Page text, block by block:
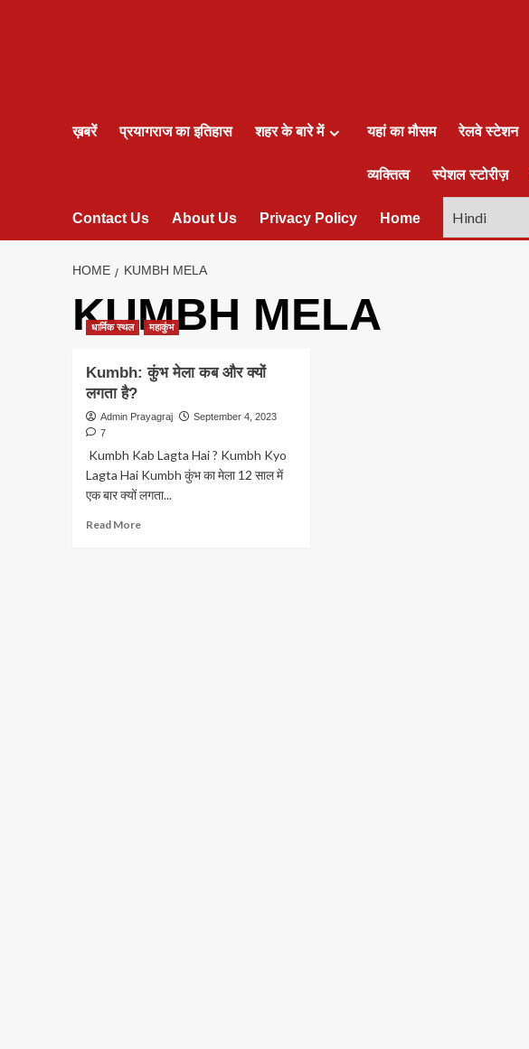
ख़बरें प्रयागराज का इतिहास शहर के बारे में यहां का मौसम रेलवे स्टेशन
व्यक्तित्व स्पेशल स्टोरीज़
Contact Us About Us Privacy Policy Home
HOME KUMBH MELA
KUMBH MELA
धार्मिक स्थल महाकुंभ
Kumbh: कुंभ मेला कब और क्यों
लगता है?
Admin Prayagraj
September 4, 2023
7
Kumbh Kab Lagta Hai ? Kumbh Kyo
Lagta Hai Kumbh कुंभ का मेला 12 साल में
एक बार क्यों लगता...
Read MoreRead